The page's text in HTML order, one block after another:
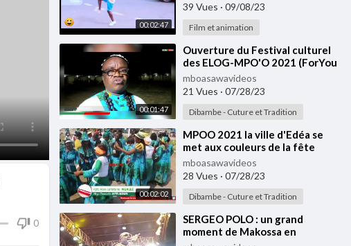
00:02:47
39 Vues · 09/08/23
Film et animation
00:01:47
⁣Ouverture du Festival culturel
des ELOG-MPO'O 2021 (ForYou
TV)
mboasawavideos
21 Vues · 07/28/23
Dibambe - Cuture et Tradition
00:02:02
⁣MPOO 2021 la ville d'Edéa se
met aux couleurs de la fête
mboasawavideos
28 Vues · 07/28/23
Dibambe - Cuture et Tradition
⁣SERGEO POLO : un grand
moment de Makossa en
0